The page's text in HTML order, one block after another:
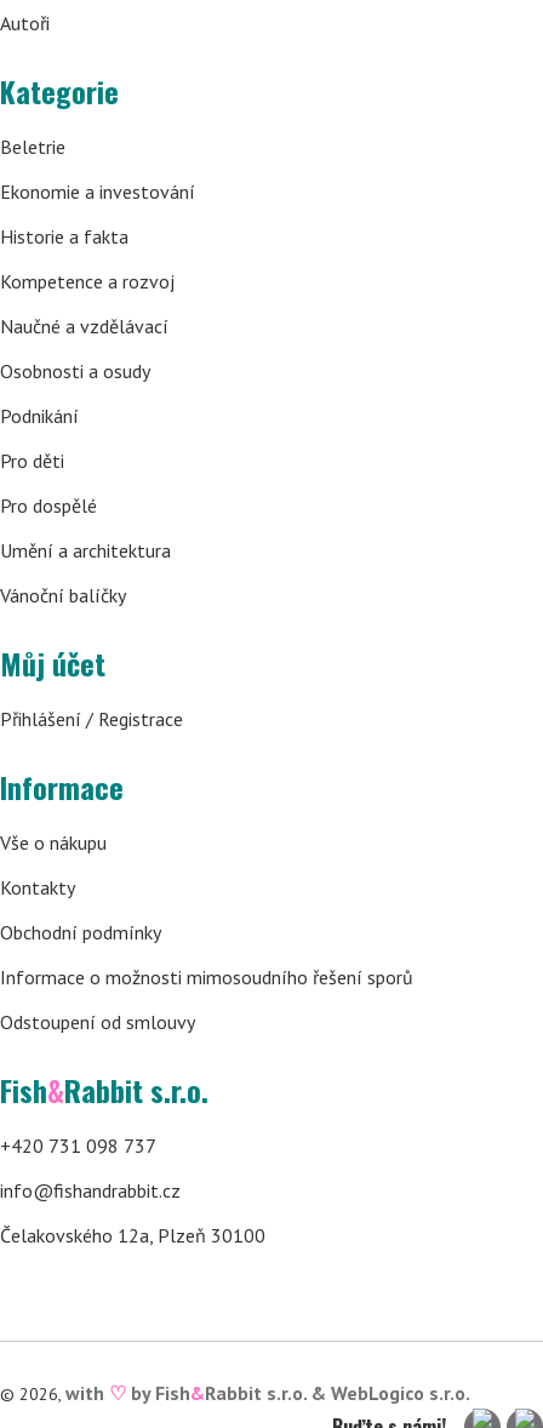
Autoři
Kategorie
Beletrie
Ekonomie a investování
Historie a fakta
Kompetence a rozvoj
Naučné a vzdělávací
Osobnosti a osudy
Podnikání
Pro děti
Pro dospělé
Umění a architektura
Vánoční balíčky
Můj účet
Přihlášení / Registrace
Informace
Vše o nákupu
Kontakty
Obchodní podmínky
Informace o možnosti mimosoudního řešení sporů
Odstoupení od smlouvy
Fish&Rabbit s.r.o.
+420 731 098 737
info@fishandrabbit.cz
Čelakovského 12a, Plzeň 30100
© 2026, with ♡ by Fish&Rabbit s.r.o. & WebLogico s.r.o.